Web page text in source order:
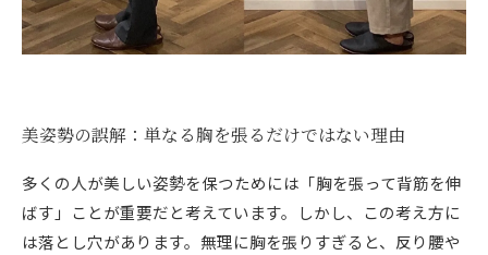
美姿勢の誤解：単なる胸を張るだけではない理由
多くの人が美しい姿勢を保つためには「胸を張って背筋を伸
ばす」ことが重要だと考えています。しかし、この考え方に
は落とし穴があります。無理に胸を張りすぎると、反り腰や